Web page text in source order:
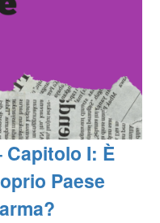
Capitolo I: È
Paese